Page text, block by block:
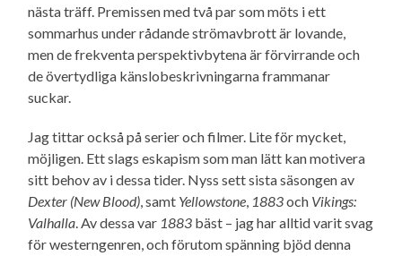
nästa träff. Premissen med två par som möts i ett
sommarhus under rådande strömavbrott är lovande,
men de frekventa perspektiv­bytena är förvirrande och
de övertydliga känslo­beskrivningarna frammanar
suckar.
Jag tittar också på serier och filmer. Lite för mycket,
möjligen. Ett slags eskapism som man lätt kan motivera
sitt behov av i dessa tider. Nyss sett sista säsongen av
Dexter (New Blood), samt Yellowstone, 1883och Vikings:
Valhalla. Av dessa var 1883 bäst – jag har alltid varit svag
för westerngenren, och förutom spänning bjöd denna